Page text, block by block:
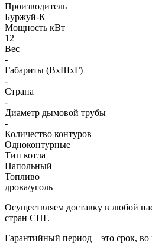
Производитель
Буржуй-К
Мощность кВт
12
Вес
-
Габариты (ВхШхГ)
-
Страна
-
Диаметр дымовой трубы
-
Количество контуров
Одноконтурные
Тип котла
Напольный
Топливо
дрова/уголь
Осуществляем доставку в любой
стран СНГ.
Гарантийный период – это срок, во